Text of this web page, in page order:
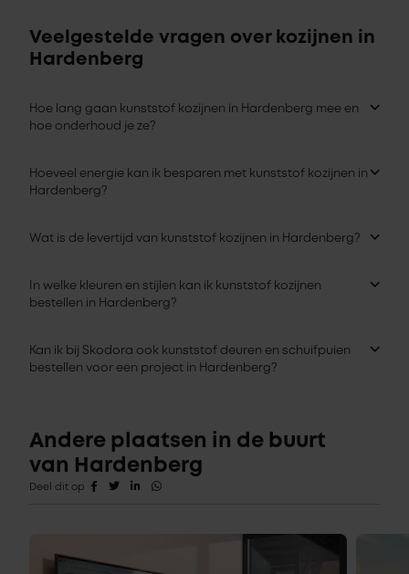
Veelgestelde vragen over kozijnen in
Hardenberg
Hoe lang gaan kunststof kozijnen in Hardenberg mee en
hoe onderhoud je ze?
Hoeveel energie kan ik besparen met kunststof kozijnen in
Hardenberg?
Wat is de levertijd van kunststof kozijnen in Hardenberg?
In welke kleuren en stijlen kan ik kunststof kozijnen
bestellen in Hardenberg?
Kan ik bij Skodora ook kunststof deuren en schuifpuien
bestellen voor een project in Hardenberg?
Andere plaatsen in de buurt
van Hardenberg
Deel dit op